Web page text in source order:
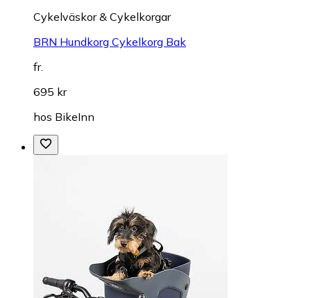
Cykelväskor & Cykelkorgar
BRN Hundkorg Cykelkorg Bak
fr.
695 kr
hos BikeInn